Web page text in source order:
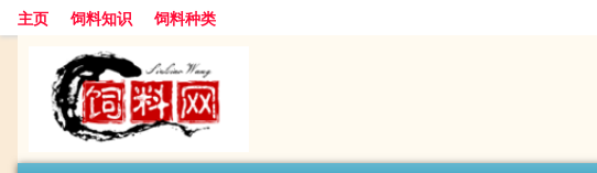
主页 饲料知识 饲料种类